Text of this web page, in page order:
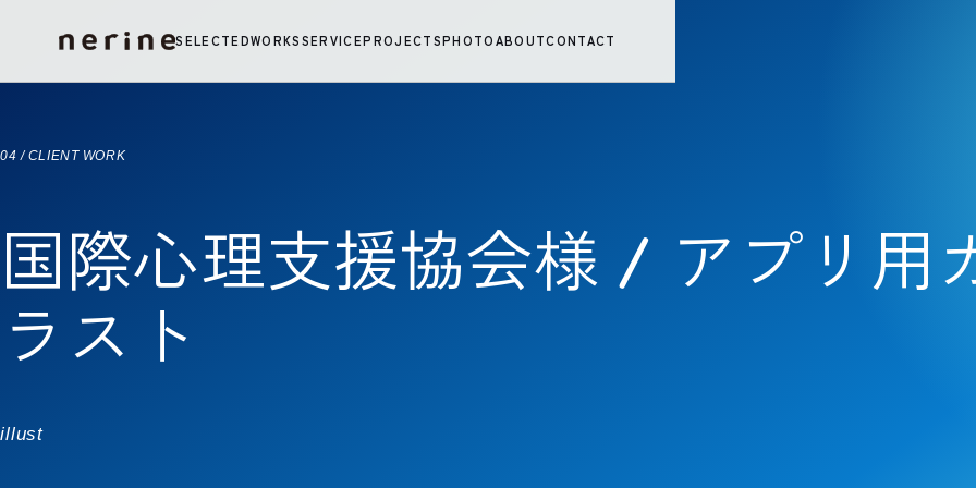
SELECTEDWORKSSERVICEPROJECTSPHOTOABOUTCONTACT
04 / CLIENT WORK
国際心理支援協会様 / アプリ用
ラスト
illust